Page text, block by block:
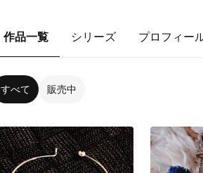
作品一覧 シリーズ プロフィー
すべて 販売中